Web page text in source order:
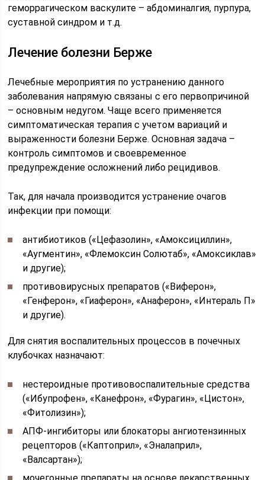
геморрагическом васкулите – абдоминалгия, пурпура,
суставной синдром и т.д.
Лечение болезни Берже
Лечебные мероприятия по устранению данного
заболевания напрямую связаны с его первопричиной
– основным недугом. Чаще всего применяется
симптоматическая терапия с учетом вариаций и
выраженности болезни Берже. Основная задача –
контроль симптомов и своевременное
предупреждение осложнений либо рецидивов.
Так, для начала производится устранение очагов
инфекции при помощи:
антибиотиков («Цефазолин», «Амоксициллин»,
«Аугментин», «Флемоксин Солютаб», «Амоксиклав»
и другие);
противовирусных препаратов («Виферон»,
«Генферон», «Гиаферон», «Анаферон», «Интераль П»
и другие).
Для снятия воспалительных процессов в почечных
клубочках назначают:
нестероидные противовоспалительные средства
(«Ибупрофен», «Канефрон», «Фурагин», «Цистон»,
«Фитолизин»);
АПФ-ингибиторы или блокаторы ангиотензинных
рецепторов («Каптоприл», «Эналаприл»,
«Валсартан»);
мочегонные препараты на основе лекарственных